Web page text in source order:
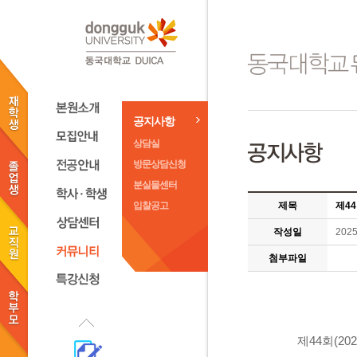
공지사항
상담실
방문상담신청
분실물센터
입찰공고
제목 제
작성일
첨부파일
제 44회